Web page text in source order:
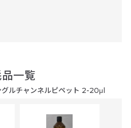
一覧
ルチャンネルピペット 2-20μl